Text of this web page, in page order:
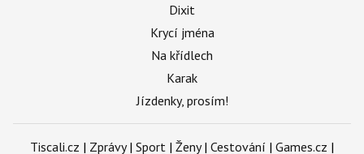
Dixit
Krycí jména
Na křídlech
Karak
Jízdenky, prosím!
Tiscali.cz | Zprávy| Sport | Ženy| Cestování | Games.cz |